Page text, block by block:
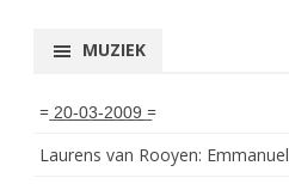
MUZIEK
= ͟2͟0͟-͟0͟3͟-͟2͟0͟0͟9͟ =
Laurens van Rooyen: Emmanuel